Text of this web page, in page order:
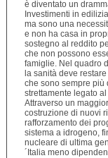
è diventato un
Investimenti in
ma sono una
e non ha casa in
sostegno al reddito
che non possono
famiglie. Nel quadro
la sanità deve
che sono sempre più
strettamente legato
Attraverso un
costruzione di nuovi
rafforzamento dei
sistema a idrogeno,
nucleare di ultima
´Italia meno